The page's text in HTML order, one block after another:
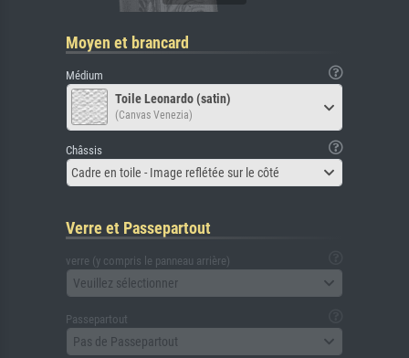
Moyen et brancard
Médium
Toile Leonardo (satin)
(Canvas Venezia)
Châssis
Cadre en toile - Image reflétée sur le côté
Verre et Passepartout
verre (y compris le panneau arrière)
Veuillez sélectionner
Passepartout
Pas de Passepartout